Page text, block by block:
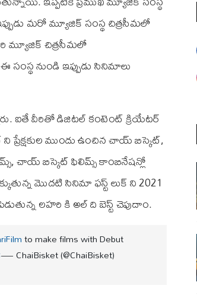
మరో మ్యూజిక్ సంస్థ చిత్రసీమలో
మ్యూజిక్ చిత్రసీమలో
నుండి ఇప్పుడు సినిమాలు
ఐతే వీరితో డిజిటల్ కంటెంట్ క్రియేటర్
ముందు ఉంచిన చాయ్ బిస్కెట్,
చాయ్ బిస్కెట్ ఫిలిమ్స్ కాంబినేషన్లో
మొదటి సినిమా ఫస్ట్ లుక్ ని 2021
లహరి కి అల్ ది బెస్ట్ చెపుదాం.
to make films with Debut
— ChaiBisket (@ChaiBisket)